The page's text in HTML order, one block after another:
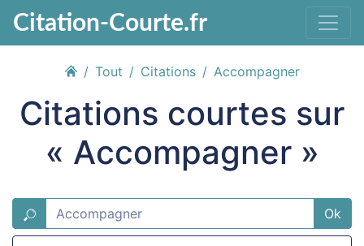
Citation-Courte.fr
Tout Citations Accompagner
Citations courtes sur
« Accompagner »
Ok